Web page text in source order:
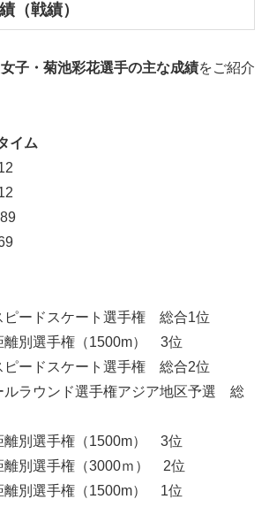
（戦績）
子・菊池彩花選手の主な成績をご紹介
イム
ードスケート選手権 総合1位
別選手権（1500m） 3位
ードスケート選手権 総合2位
ラウンド選手権アジア地区予選 総
別選手権（1500m） 3位
別選手権（3000ｍ） 2位
別選手権（1500m） 1位